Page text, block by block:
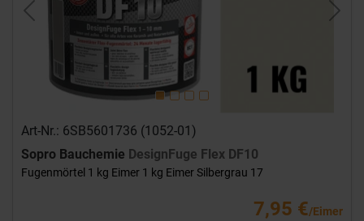
Previous Next
Art-Nr.: 6SB5601736 (1052-01)
Sopro Bauchemie DesignFuge Flex DF10
Fugenmörtel 1 kg Eimer 1 kg Eimer Silbergrau 17
7,95 €/Eimer